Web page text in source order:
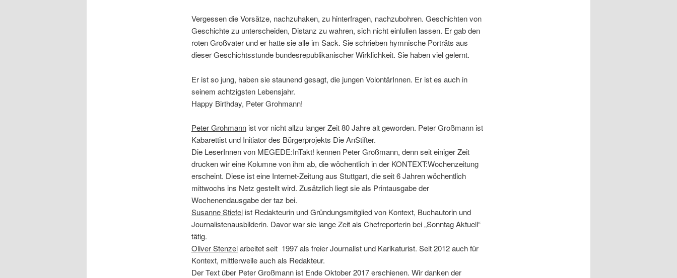
Vergessen die Vorsätze, nachzuhaken, zu hinterfragen, nachzubohren. Geschichten von
Geschichte zu unterscheiden, Distanz zu wahren, sich nicht einlullen lassen. Er gab den
roten Großvater und er hatte sie alle im Sack. Sie schrieben hymnische Porträts aus
dieser Geschichtsstunde bundesrepublikanischer Wirklichkeit. Sie haben viel gelernt.
Er ist so jung, haben sie staunend gesagt, die jungen VolontärInnen. Er ist es auch in
seinem achtzigsten Lebensjahr.
Happy Birthday, Peter Grohmann!
Peter Grohmannist vor nicht allzu langer Zeit 80 Jahre alt geworden. Peter Großmann ist
Kabarettist und Initiator des Bürgerprojekts Die AnStifter.
Die LeserInnen von MEGEDE:InTakt! kennen Peter Großmann, denn seit einiger Zeit
drucken wir eine Kolumne von ihm ab, die wöchentlich in der KONTEXT:Wochenzeitung
erscheint. Diese ist eine Internet-Zeitung aus Stuttgart, die seit 6 Jahren wöchentlich
mittwochs ins Netz gestellt wird. Zusätzlich liegt sie als Printausgabe der
Wochenendausgabe der taz bei.
Susanne Stiefelist Redakteurin und Gründungsmitglied von Kontext, Buchautorin und
Journalistenausbilderin. Davor war sie lange Zeit als Chefreporterin bei „Sonntag Aktuell“
tätig.
Oliver Stenzelarbeitet seit 1997 als freier Journalist und Karikaturist. Seit 2012 auch für
Kontext, mittlerweile auch als Redakteur.
Der Text über Peter Großmann ist Ende Oktober 2017 erschienen. Wir danken der